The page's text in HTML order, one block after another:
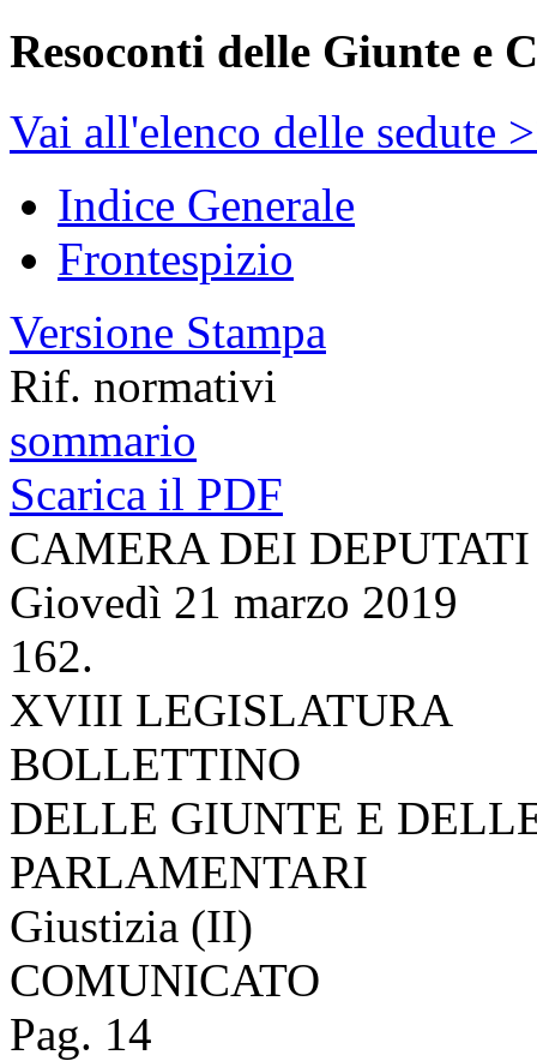
Resoconti delle Giunte e
Vai all'elenco delle sedute
Indice Generale
Frontespizio
Versione Stampa
Rif. normativi
sommario
Scarica il PDF
CAMERA DEI DEPUTATI
Giovedì 21 marzo 2019
162.
XVIII LEGISLATURA
BOLLETTINO
DELLE GIUNTE E
PARLAMENTARI
Giustizia (II)
COMUNICATO
Pag. 14